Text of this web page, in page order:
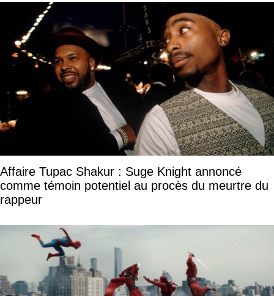
Affaire Tupac Shakur : Suge Knight annoncé
comme témoin potentiel au procès du meurtre du
rappeur